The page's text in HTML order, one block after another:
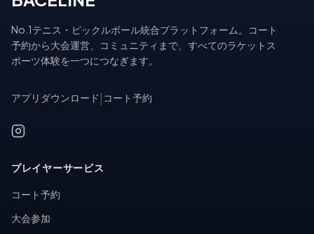
No.1テニス・ピックルボール統合プラットフォーム。コート
予約から大会運営、コミュニティまで、すべてのラケットス
ポーツ体験を一つにつなぎます。
アプリダウンロード コート予約
プレイヤーサービス
コート予約
大会参加